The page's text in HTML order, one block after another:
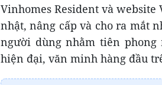
Vinhomes Resident và
nhật, nâng cấp và cho ra mắt
người dùng nhằm tiên
hiện đại, văn minh hàng đầu